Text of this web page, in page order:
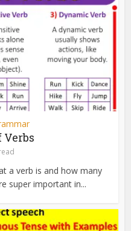
Verbs
a verb is and how many
super important in...